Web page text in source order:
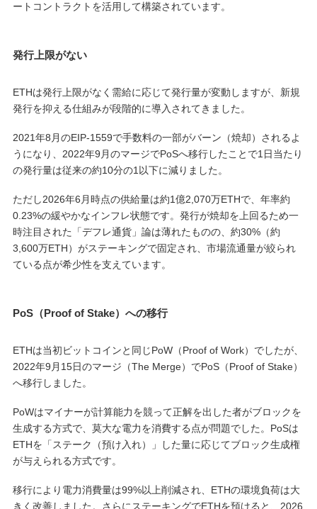
ートコントラクトを活用して構築されています。
発行上限がない
ETHは発行上限がなく需給に応じて発行量が変動しますが、新規
発行を抑える仕組みが段階的に導入されてきました。
2021年8月のEIP-1559で手数料の一部がバーン（焼却）されるよ
うになり、2022年9月のマージでPoSへ移行したことで1日当たり
の発行量は従来の約10分の1以下に減りました。
ただし2026年6月時点の供給量は約1億2,070万ETHで、年率約
0.23%の緩やかなインフレ状態です。発行が焼却を上回るため一
時注目された「デフレ通貨」論は薄れたものの、約30%（約
3,600万ETH）がステーキングで固定され、市場流通量が絞られ
ている点が希少性を支えています。
PoS（Proof of Stake）への移行
ETHは当初ビットコインと同じPoW（Proof of Work）でしたが、
2022年9月15日のマージ（The Merge）でPoS（Proof of Stake）
へ移行しました。
PoWはマイナーが計算能力を競って正解を出した者がブロックを
生成する方式で、莫大な電力を消費する点が問題でした。PoSは
ETHを「ステーク（預け入れ）」した量に応じてブロック生成権
が与えられる方式です。
移行により電力消費量は99%以上削減され、ETHの環境負荷は大
きく改善しました。さらにステーキングでETHを預けると、2026